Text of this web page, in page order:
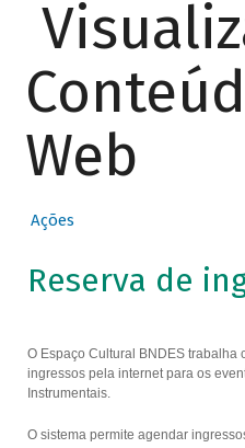
Web
Ações
Reserva de
O Espaço Cultural BNDES trabalha
ingressos pela internet para os
Instrumentais.
O sistema permite agendar